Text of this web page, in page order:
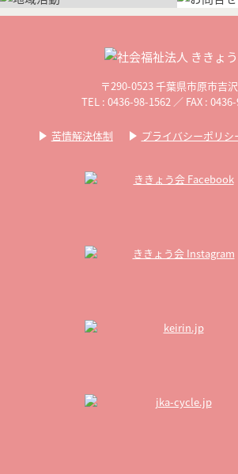
〒290-0523 千葉県市原市吉
TEL : 0436-98-1562 ／ FAX :
苦情解決体制 プライバシーポリシ